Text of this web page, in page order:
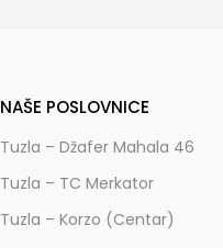
NAŠE POSLOVNICE
Tuzla – Džafer Mahala 46
Tuzla – TC Merkator
Tuzla – Korzo (Centar)